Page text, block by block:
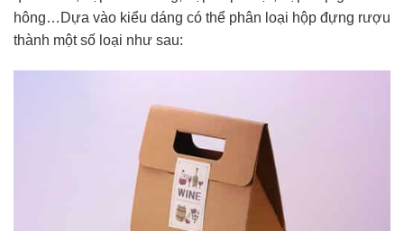
hông…Dựa vào kiểu dáng có thể phân loại hộp đựng rượu
thành một số loại như sau: